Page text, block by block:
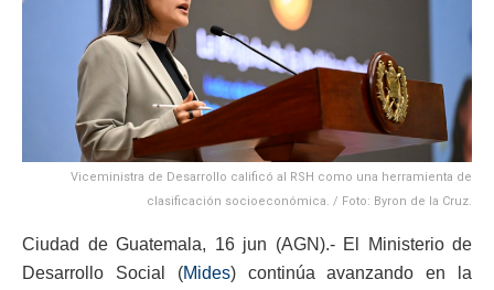
Viceministra de Desarrollo calificó al RSH como una herramienta de
clasificación socioeconómica. / Foto: Byron de la Cruz.
Ciudad de Guatemala, 16 jun (AGN).- El Ministerio de
Desarrollo Social (Mides) continúa avanzando en la